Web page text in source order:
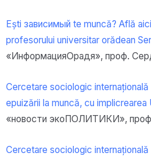
Ești зависимый te muncă? Află
profesorului universitar orădean
«ИнформацияОрадя», проф.
Cercetare sociologic
epuizării la muncă, cu implicrearea
«новости экоПОЛИТИКИ»,
Cercetare sociologic